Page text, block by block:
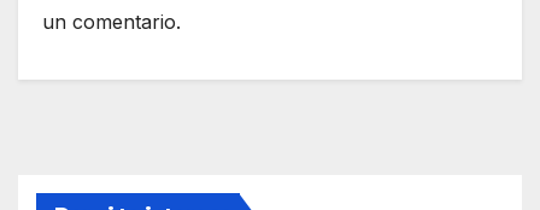
un comentario.